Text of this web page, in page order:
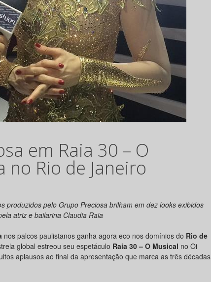
em Raia 30 – O
no Rio de Janeiro
produzidos pelo Grupo Preciosa brilham em dez looks exibidos
atriz e bailarina Claudia Raia
nos palcos paulistanos ganha agora eco nos domínios do Rio de
global estreou seu espetáculo Raia 30 – O Musical no Oi
aplausos ao final da apresentação que marca as três décadas